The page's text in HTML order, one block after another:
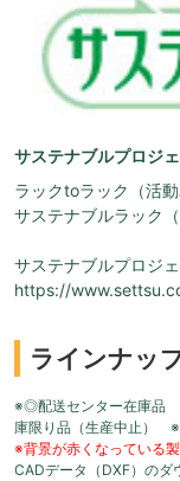
サステナブルプロジ
ラックtoラック（活動
サステナブルラック（
サステナブルプロジ
https://
ラインナッ
※◎配送センター在庫
庫限り品（生産中止） ※
※背景が赤くなっている
CADデータ（DXF）のダ